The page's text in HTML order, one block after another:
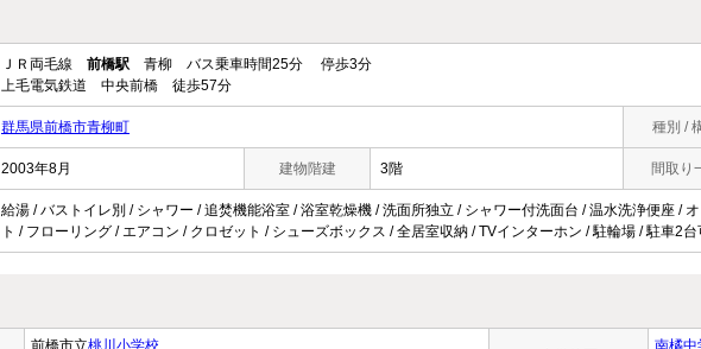
ＪＲ両毛線 前橋駅 青柳 バス乗車時間25分 停歩3分
上毛電気鉄道 中央前橋 徒歩57分
群馬県前橋市青柳町 種別 /
2003年8月 建物階建 3階 間取り
給湯 / バストイレ別 / シャワー / 追焚機能浴室 / 浴室乾燥機 / 洗面所独立 / シャワー付洗面台 / 温水洗浄便座 /
ト / フローリング / エアコン / クロゼット / シューズボックス / 全居室収納 / TVインターホン / 駐輪場 / 駐車2
前橋市立桃川小学校
南橘中